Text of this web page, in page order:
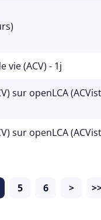
vie (ACV) - 1j
sur openLCA
sur openLCA
5 6 >